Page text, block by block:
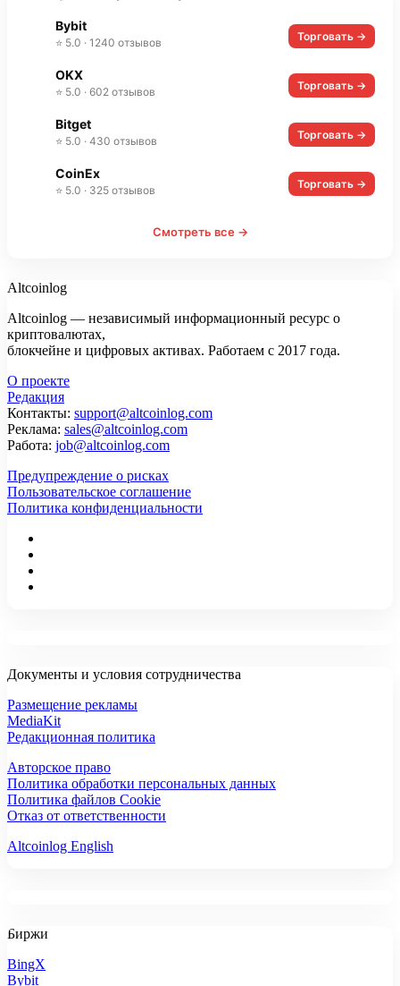
Bybit
⭐ 5.0 · 1240 отзывов Торговать →
OKX
⭐ 5.0 · 602 отзывов Торговать →
Bitget
⭐ 5.0 · 430 отзывов Торговать →
CoinEx
⭐ 5.0 · 325 отзывов Торговать →
Смотреть все →
Altcoinlog
Altcoinlog — независимый информационный ресурс о
криптовалютах,
блокчейне и цифровых активах. Работаем с 2017 года.
О проекте
Редакция
Контакты: support@altcoinlog.com
Реклама: sales@altcoinlog.com
Работа: job@altcoinlog.com
Предупреждение о рисках
Пользовательское соглашение
Политика конфиденциальности
Документы и условия сотрудничества
Размещение рекламы
MediaKit
Редакционная политика
Авторское право
Политика обработки персональных данных
Политика файлов Cookie
Отказ от ответственности
Altcoinlog English
Биржи
BingX
Bybit